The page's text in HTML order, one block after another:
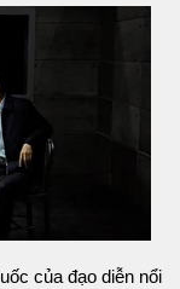
của đạo diễn nổi